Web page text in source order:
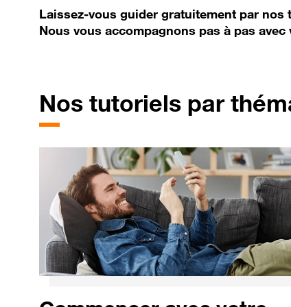
Laissez-vous guider gratuitement par nos
Nous vous accompagnons pas à pas avec
Nos tutoriels par